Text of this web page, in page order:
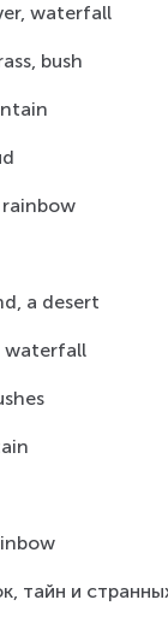
waterfall
bush
a desert
waterfall
тайн и